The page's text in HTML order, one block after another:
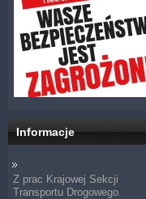
Informacje
Z prac Krajowej Sekcji
Transportu Drogowego.